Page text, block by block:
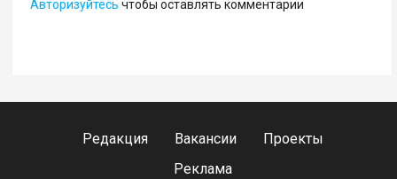
Авторизуйтесь чтобы оставлять комментарии
Редакция Вакансии
Проекты
Реклама